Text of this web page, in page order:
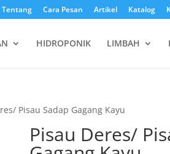
Tentang Cara Pesan Artikel Katalog
HIDROPONIK LIMBAH
Pisau Sadap Gagang Kayu
Pisau Deres/